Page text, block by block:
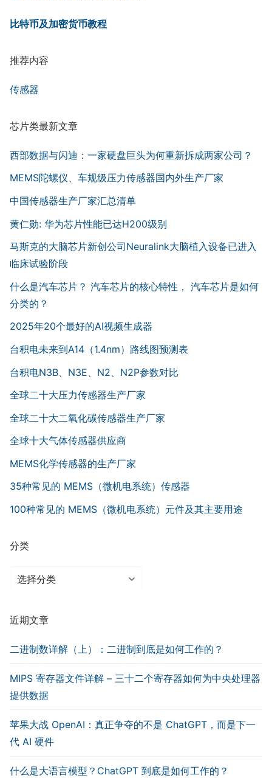
比特币及加密货币教程
推荐内容
传感器
芯片类最新文章
西部数据与闪迪：一家硬盘巨头为何重新拆成两家公司？
MEMS陀螺仪、车规级压力传感器国内外生产厂家
中国传感器生产厂家汇总清单
黄仁勋: 华为芯片性能已达H200级别
马斯克的大脑芯片新创公司Neuralink大脑植入设备已进入
临床试验阶段
什么是汽车芯片？ 汽车芯片的核心特性， 汽车芯片是如何
分类的？
2025年20个最好的AI视频生成器
台积电未来到A14（1.4nm）路线图预测表
台积电N3B、N3E、N2、N2P参数对比
全球二十大压力传感器生产厂家
全球二十大二氧化碳传感器生产厂家
全球十大气体传感器供应商
MEMS化学传感器的生产厂家
35种常见的 MEMS（微机电系统）传感器
100种常见的 MEMS（微机电系统）元件及其主要用途
分类
分
近期文章
二进制数详解（上）：二进制到底是如何工作的？
MIPS 寄存器文件详解 – 三十二个寄存器如何为中央处理器
提供数据
苹果大战 OpenAI：真正争夺的不是 ChatGPT，而是下一
代 AI 硬件
什么是大语言模型？ChatGPT 到底是如何工作的？